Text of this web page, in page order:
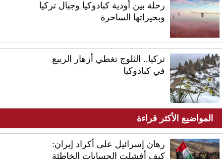
رحلة بين أودية كبادوكيا وجبال تركيا
وبحيراتها الساحرة
تركيا.. الثلوج تغطي أزهار الربيع
في كبادوكيا
المواضيع الأكثر قراءة
رهان إسرائيل على أكراد إيران:
كيف أفشلت الحسابات الخاطئة